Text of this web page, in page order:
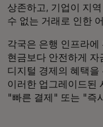
상존하고, 기업이 지
수 없는 거래로 인한
각국은 은행 인프라에
현금보다 안전하게 자
디지털 경제의 혜택을
이러한 업그레이드된
"빠른 결제" 또는 "즉